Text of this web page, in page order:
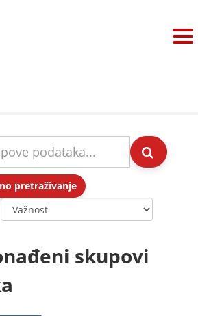
pretraživanje
skupovi